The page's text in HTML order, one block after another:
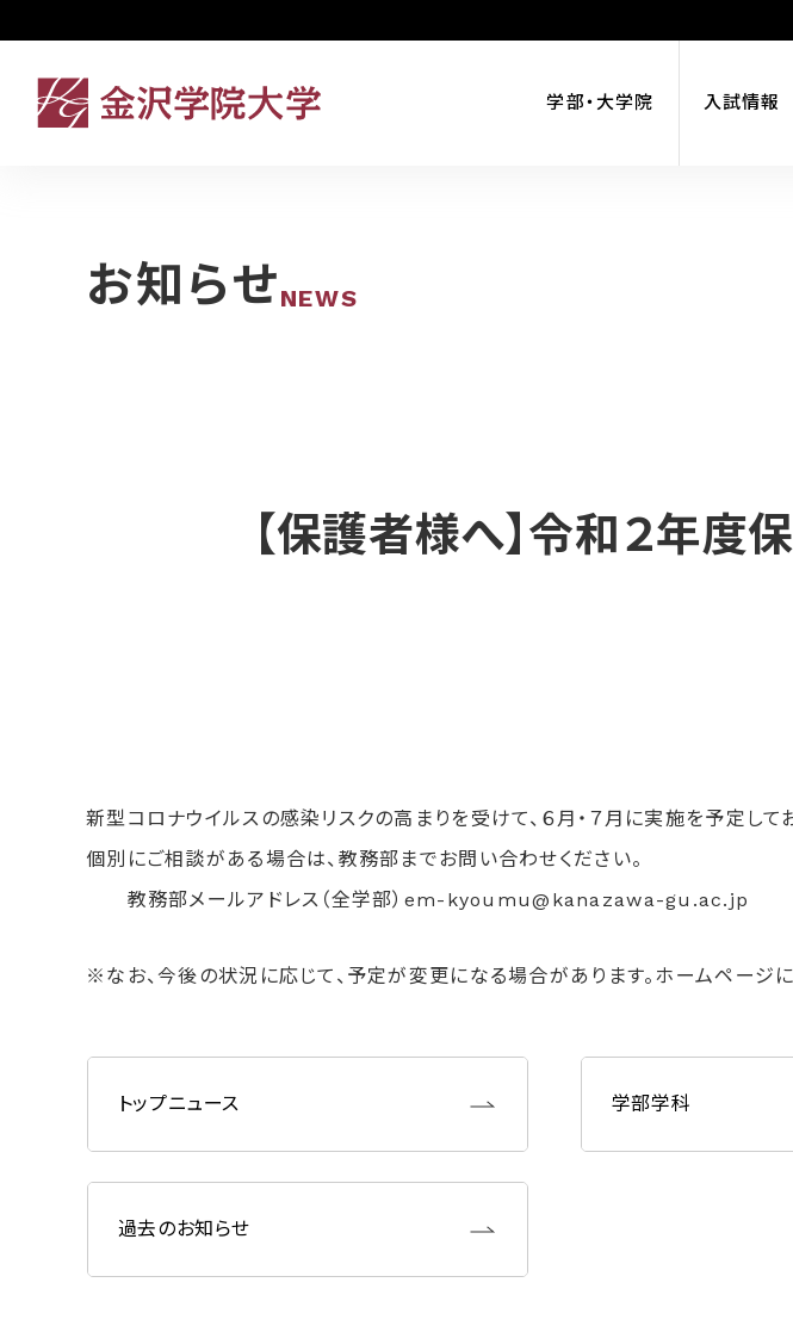
学部・大学院 入試情報
お知らせNEWS
【保護者様へ】令和２年
新型コロナウイルスの感染リスクの高まりを受けて、６月・７月に実施を予定し
個別にご相談がある場合は、教務部までお問い合わせください。
教務部メールアドレス（全学部）em-kyoumu@kanazawa-gu.ac.jp
※なお、今後の状況に応じて、予定が変更になる場合があります。ホームページ
トップニュース 学部学科
過去のお知らせ